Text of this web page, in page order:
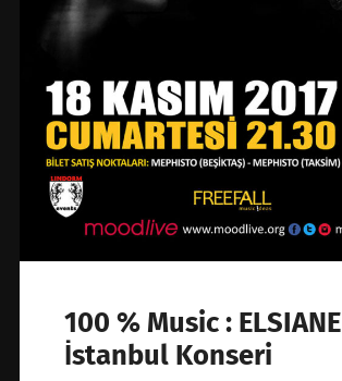
100 % Music : ELSIANE
İstanbul Konseri